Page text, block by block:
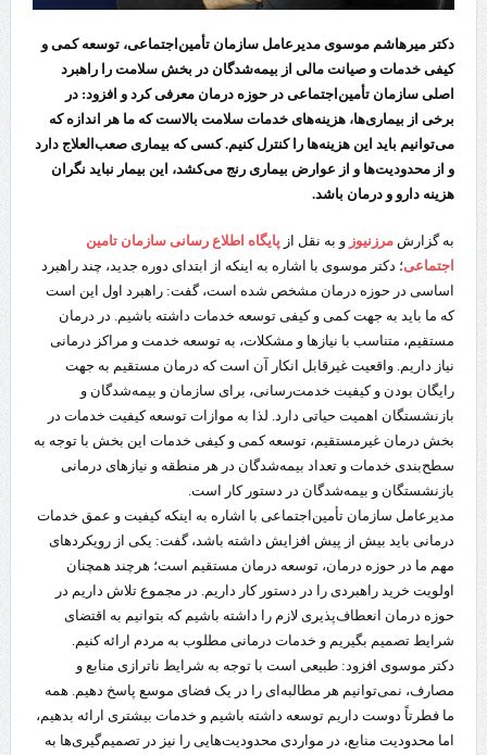
دکتر میرهاشم موسوی مدیرعامل سازمان تأمین‌اجتماعی، توسعه کمی و
کیفی خدمات و صیانت مالی از بیمه‌شدگان در بخش سلامت را راهبرد
اصلی سازمان تأمین‌اجتماعی در حوزه درمان معرفی کرد و افزود: در
برخی از بیماری‌ها، هزینه‌های خدمات سلامت بالاست که ما هر اندازه که
می‌توانیم باید این هزینه‌ها را کنترل کنیم. کسی که بیماری صعب‌العلاج دارد
و از محدودیت‌ها و از عوارض بیماری رنج می‌کشد، این بیمار نباید نگران
هزینه دارو و درمان باشد.
به گزارش مرزنیوز و به نقل از پایگاه اطلاع رسانی سازمان تامین
اجتماعی؛ دکتر موسوی با اشاره به اینکه از ابتدای دوره جدید، چند راهبرد
اساسی در حوزه درمان مشخص شده است، گفت: راهبرد اول این است
که ما باید به جهت کمی و کیفی توسعه خدمات داشته باشیم. در درمان
مستقیم، متناسب با نیازها و مشکلات، به توسعه خدمت و مراکز درمانی
نیاز داریم. واقعیت غیرقابل انکار آن است که درمان مستقیم به جهت
رایگان بودن و کیفیت خدمت‌رسانی، برای سازمان و بیمه‌شدگان و
بازنشستگان اهمیت حیاتی دارد. لذا به موازات توسعه کیفیت خدمات در
بخش درمان غیرمستقیم، توسعه کمی و کیفی خدمات این بخش با توجه به
سطح‌بندی خدمات و تعداد بیمه‌شدگان در هر منطقه و نیازهای درمانی
بازنشستگان و بیمه‌شدگان در دستور کار است.
مدیرعامل سازمان تأمین‌اجتماعی با اشاره به اینکه کیفیت و عمق خدمات
درمانی باید بیش از پیش افزایش داشته باشد، گفت: یکی از رویکردهای
مهم ما در حوزه درمان، توسعه درمان مستقیم است؛ هرچند همچنان
اولویت خرید راهبردی را در دستور کار داریم. در مجموع تلاش داریم در
حوزه درمان انعطاف‌پذیری لازم را داشته باشیم که بتوانیم به اقتضای
شرایط تصمیم بگیریم و خدمات درمانی مطلوب به مردم ارائه کنیم.
دکتر موسوی افزود: طبیعی است با توجه به شرایط ناترازی منابع و
مصارف، نمی‌توانیم هر مطالبه‌ای را در یک فضای موسع پاسخ دهیم. همه
ما فطرتاً دوست داریم توسعه داشته باشیم و خدمات بیشتری ارائه بدهیم،
اما محدودیت منابع، در مواردی محدودیت‌هایی را نیز در تصمیم‌گیری‌ها به